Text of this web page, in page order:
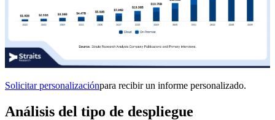
Solicitar personalizaciónpara recibir un informe personalizado.
Análisis del tipo de despliegue